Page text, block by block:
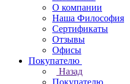
О компании
Наша Философия
Сертификаты
Отзывы
Офисы
Покупателю
Назад
Покупателю